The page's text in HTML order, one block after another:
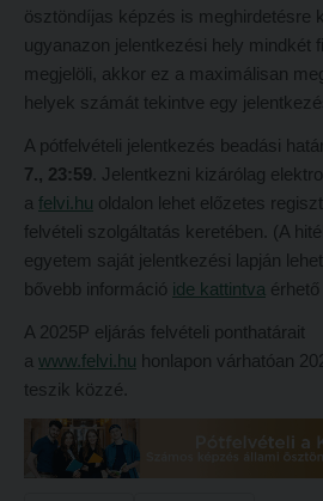
Pótfelvételi 2026
PK Felvételi Tájékoztató kiadvány
Hallgatói véleményvideók
Intézményi pontok
Intézményi pontok igazolása
A 2026. évi pótfelvételi eljárás alkalmassági
Jelentkezési lapok, nyomtatványok
Szakirányú továbbképzések
Tudományos diákköri tevékenység
PedKaszt – Bethlen-pályázat
Kari kutatási pályázatok
Kari kiadványok
Pótfelvételi 2026
PK Felvételi Tájékoztató kiadvány
Intézményi pontok
Intézményi pontok igazolása
A 2026. évi pótfelvételi eljárás alkalmassági
ösztöndíjas képzés is meghirdetésre
ugyanazon jelentkezési hely mindkét
megjelöli, akkor ez a maximálisan
helyek számát tekintve egy
A pótfelvételi jelentkezés beadási
7., 23:59 . Jelentkezni kizárólag
a felvi.hu oldalon lehet előzetes
felvételi szolgáltatás keretében. (A
egyetem saját jelentkezési lapján
bővebb információ ide kattintva érhető
A 2025P eljárás felvételi ponthatárait
a www.felvi.hu honlapon várhatóan
teszik közzé.